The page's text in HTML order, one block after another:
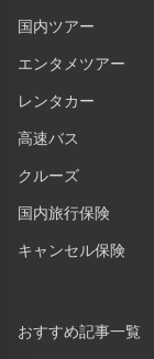
国内ツアー
エンタメツアー
レンタカー
高速バス
クルーズ
国内旅行保険
キャンセル保険
おすすめ記事一覧